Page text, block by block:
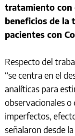
tratamiento con
beneficios de la
pacientes con
Respecto del
“se centra en el
analíticas para
observacionales
imperfectos,
señalaron desde